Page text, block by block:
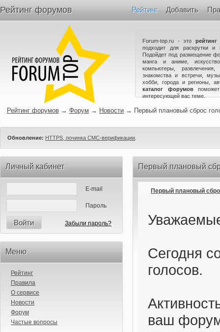
Рейтинг форумов Рейтинг Добавить
Forum-top.ru - это
подходит для раскрутки и
Подойдет под размещение
манга и аниме,
компьютеры,
знакомства и встречи,
хобби, города и регионы,
каталог форумов
интересующей вас теме.
Рейтинг форумов → Форум → Новости → Первый плановый сброс
Обновление: HTTPS, починка СМС-верификации
Личный кабинет
E-mail
Пароль
Войти Забыли пароль?
Меню
Рейтинг
Правила
О сервисе
Новости
Форум
Частые вопросы
Первый плановый
Первый плановый
Сегодня
голосов.
ваш